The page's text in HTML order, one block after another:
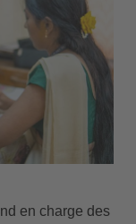
en charge des